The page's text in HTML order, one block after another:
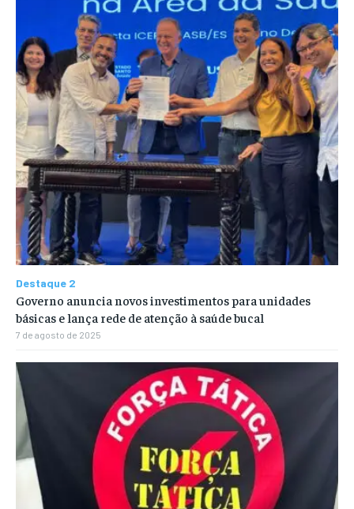
Destaque 2
Governo anuncia novos investimentos para unidades
básicas e lança rede de atenção à saúde bucal
7 de agosto de 2025